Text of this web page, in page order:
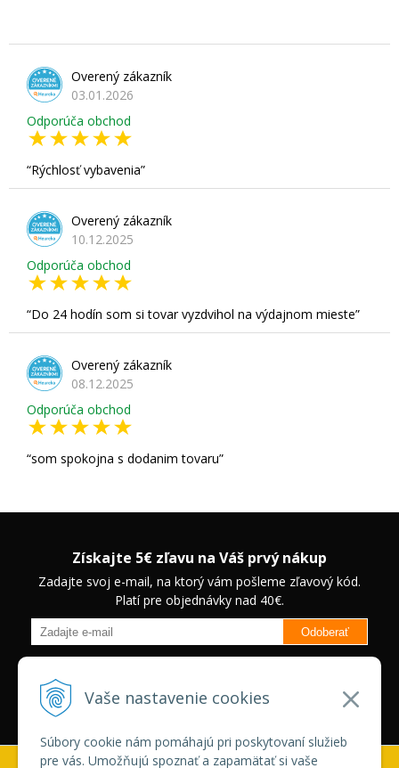
Vaše nastavenie cookies
Súbory cookie nám pomáhajú pri poskytovaní služieb
pre vás. Umožňujú spoznať a zapamätať si vaše
Overený zákazník
03.01.2026
Odporúča obchod
Rýchlosť vybavenia
Overený zákazník
10.12.2025
Odporúča obchod
Do 24 hodín som si tovar vyzdvihol na výdajnom mieste
Overený zákazník
08.12.2025
Odporúča obchod
som spokojna s dodanim tovaru
Získajte 5€ zľavu na Váš prvý nákup
Zadajte svoj e-mail, na ktorý vám pošleme zľavový kód.
Platí pre objednávky nad 40€.
Odoberať
zľavách na vybrané produkty.
Neplatí pre Veľkoobchodných
zákazníkov.